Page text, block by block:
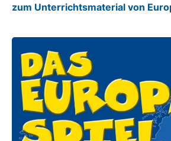
zum Unterrichtsmaterial von